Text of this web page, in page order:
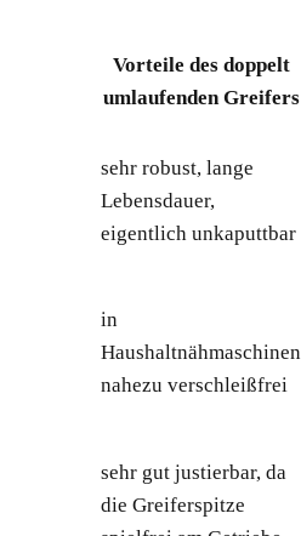
Vorteile des doppelt
umlaufenden Greifers
sehr robust, lange
Lebensdauer,
eigentlich unkaputtbar
in
Haushaltnähmaschinen
nahezu verschleißfrei
sehr gut justierbar, da
die Greiferspitze